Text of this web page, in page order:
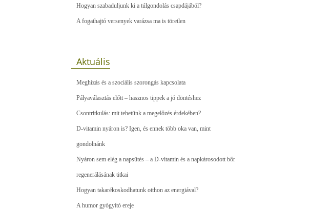
Hogyan szabaduljunk ki a túlgondolás csapdájából?
A fogathajtó versenyek varázsa ma is töretlen
Aktuális
Meghízás és a szociális szorongás kapcsolata
Pályaválasztás előtt – hasznos tippek a jó döntéshez
Csontritkulás: mit tehetünk a megelőzés érdekében?
D-vitamin nyáron is? Igen, és ennek több oka van, mint
gondolnánk
Nyáron sem elég a napsütés – a D-vitamin és a napkárosodott bőr
regenerálásának titkai
Hogyan takarékoskodhatunk otthon az energiával?
A humor gyógyító ereje